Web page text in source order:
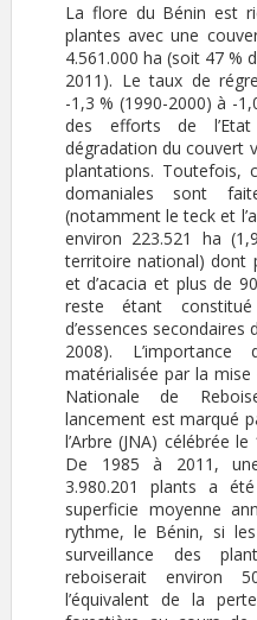
La flore du Bénin est
plantes avec une
4.561.000 ha (soit 47 %
2011). Le taux de
-1,3 % (1990-2000) à -
des efforts de
dégradation du couvert
plantations. Toutefois,
domaniales sont
(notamment le teck et
environ 223.521 ha
territoire national) dont
et d’acacia et plus de
reste étant
d’essences secondaires
2008).
matérialisée par la mise
Nationale de
lancement est marqué
l’Arbre (JNA) célébrée
De 1985 à 2011,
3.980.201 plants a
superficie moyenne
rythme, le Bénin, si
surveillance des
reboiserait environ
l’équivalent de la